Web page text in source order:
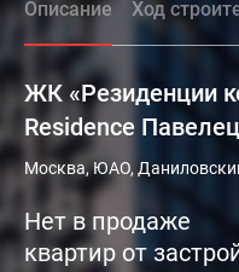
Описание Ход
ЖК «Резиденции
Residence
Жилой
комплекс
«Резиденции
композиторов»
Москва, ЮАО,
Нет в продаже
квартир от